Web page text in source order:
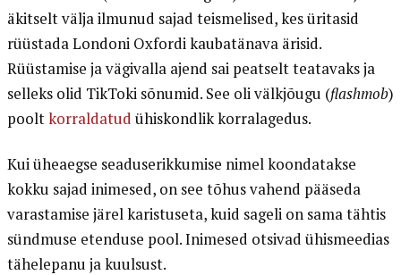
äkitselt välja ilmunud sajad teismelised, kes üritasid
rüüstada Londoni Oxfordi kaubatänava ärisid.
Rüüstamise ja vägivalla ajend sai peatselt teatavaks ja
selleks olid TikToki sõnumid. See oli välkjõugu (flashmob)
pooltkorraldatud ühiskondlik korralagedus.
Kui üheaegse seaduserikkumise nimel koondatakse
kokku sajad inimesed, on see tõhus vahend pääseda
varastamise järel karistuseta, kuid sageli on sama tähtis
sündmuse etenduse pool. Inimesed otsivad ühismeedias
tähelepanu ja kuulsust.